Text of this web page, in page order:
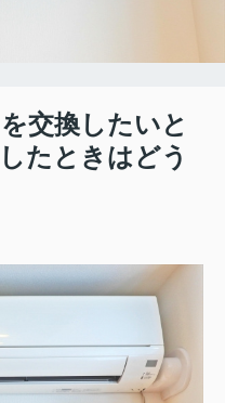
交換したいと
たときはどう